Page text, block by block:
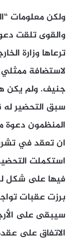
ولكن معلومات
والقوى تلقت
ترعاها وزارة
لاستضافة ممثلي
جنيف. ولم يكن
سبق التحضير له
المنظمون دعوة
ان تعقد في
استكملت
فيها على شكل
برزت عقبات
سيبقى على
الاتفاق على